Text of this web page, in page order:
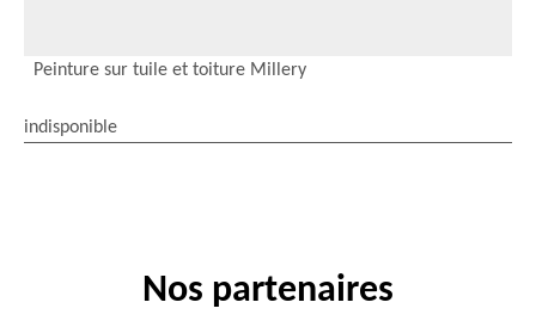
Peinture sur tuile et toiture Millery
indisponible
Nos partenaires